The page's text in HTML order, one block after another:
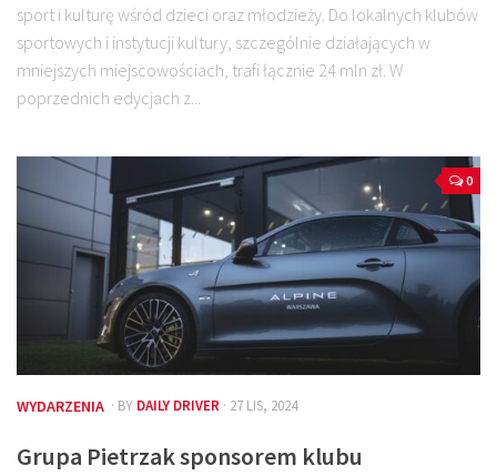
sport i kulturę wśród dzieci oraz młodzieży. Do lokalnych klubów
sportowych i instytucji kultury, szczególnie działających w
mniejszych miejscowościach, trafi łącznie 24 mln zł. W
poprzednich edycjach z...
0
WYDARZENIA · BY DAILY DRIVER · 27 LIS, 2024
Grupa Pietrzak sponsorem klubu